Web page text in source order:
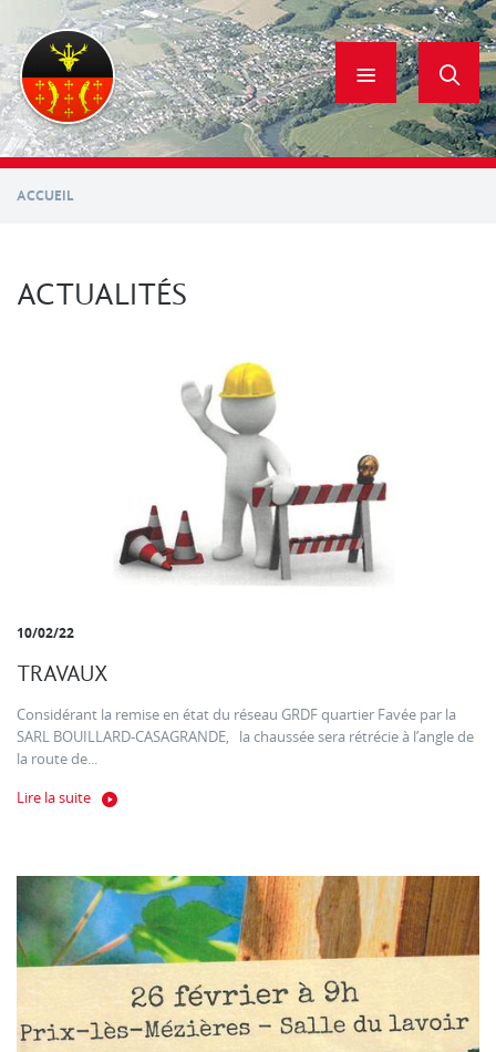
contenu
principal
ACCUEIL
ACTUALITÉS
10/02/22
TRAVAUX
Considérant la remise en état du réseau GRDF quartier Favée par la
SARL BOUILLARD-CASAGRANDE, la chaussée sera rétrécie à l’angle de
la route de...
Lire la suite